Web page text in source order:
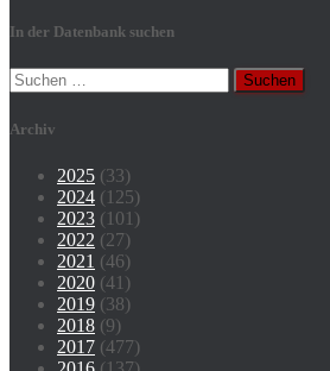
In der Datenbank suchen
Suchen
nach:
Archiv
2025 (33)
2024 (125)
2023 (101)
2022 (27)
2021 (46)
2020 (41)
2019 (38)
2018 (9)
2017 (477)